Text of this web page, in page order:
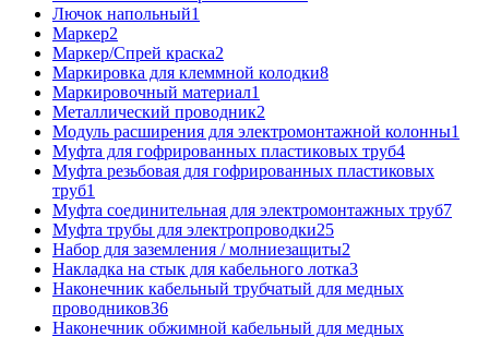
Лючок напольный1
Маркер2
Маркер/Спрей краска2
Маркировка для клеммной колодки8
Маркировочный материал1
Металлический проводник2
Модуль расширения для электромонтажной колонны1
Муфта для гофрированных пластиковых труб4
Муфта резьбовая для гофрированных пластиковых
труб1
Муфта соединительная для электромонтажных труб7
Муфта трубы для электропроводки25
Набор для заземления / молниезащиты2
Накладка на стык для кабельного лотка3
Наконечник кабельный трубчатый для медных
проводников36
Наконечник обжимной кабельный для медных